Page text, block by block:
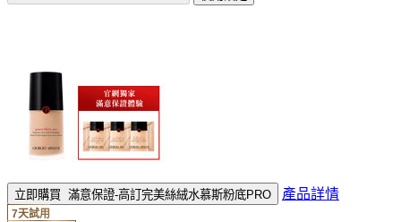
立即購買 滿意保證-高訂完美絲絨水慕斯粉底PRO 產品詳情
7天試用